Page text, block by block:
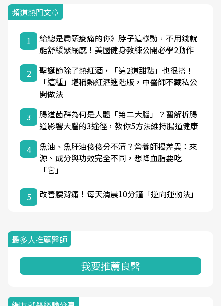
頻道熱門文章
1
給總是肩頸痠痛的你》脖子這樣動，不用錢就
能舒緩緊繃感！美國健身教練公開必學2動作
2
聖誕節除了熱紅酒，「這2道甜點」也很搭！
「這種」堪稱熱紅酒進階版，中醫師不藏私公
開做法
3
腸道菌群為何是人體「第二大腦」？醫解析腸
道影響大腦的3途徑，教你5方法維持腸道健康
4
魚油、魚肝油傻傻分不清？營養師揭差異：來
源、成分與功效完全不同，想降血脂要吃
「它」
5 改善腰背痛！每天清晨10分鐘「逆向運動法」
最多人推薦醫師
我要推薦良醫